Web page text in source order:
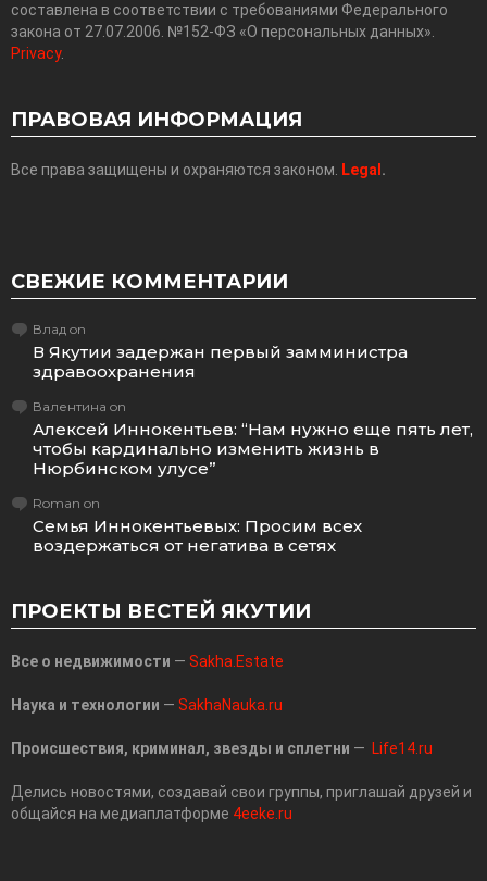
составлена в соответствии с требованиями Федерального
закона от 27.07.2006. №152-ФЗ «О персональных данных».
Privacy.
ПРАВОВАЯ ИНФОРМАЦИЯ
Все права защищены и охраняются законом. Legal .
СВЕЖИЕ КОММЕНТАРИИ
Влад on
В Якутии задержан первый замминистра
здравоохранения
Валентина on
Алексей Иннокентьев: “Нам нужно еще пять лет,
чтобы кардинально изменить жизнь в
Нюрбинском улусе”
Roman on
Семья Иннокентьевых: Просим всех
воздержаться от негатива в сетях
ПРОЕКТЫ ВЕСТЕЙ ЯКУТИИ
Все о недвижимости — Sakha.Estate
Наука и технологии — SakhaNauka.ru
Происшествия, криминал, звезды и сплетни — Life14.ru
Делись новостями, создавай свои группы, приглашай друзей и
общайся на медиаплатформе 4eeke.ru